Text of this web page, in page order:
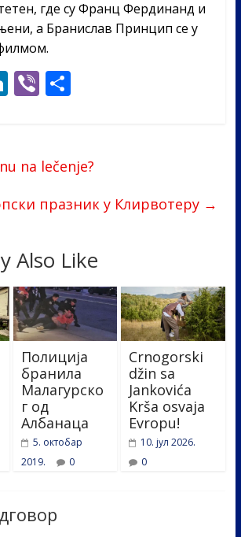
где су Франц Фердинанд и
а Бранислав Принцип се у
Li
n
e
dI
n
Vi
b
S
e
na lečenje?
празник у Клирвотеру →
Also Like
Полиција
бранила
Малагурско
г од
Албанаца
5. октобар
2019.
0
Crnogorski
džin sa
Jankovića
Krša osvaja
Evropu!
10. јул 2026.
0